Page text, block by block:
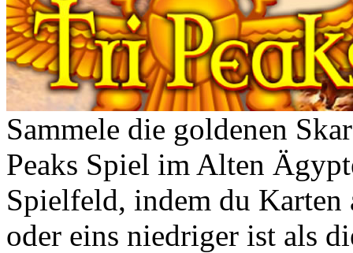
Sammele die goldenen
Peaks Spiel im Alten
Spielfeld, indem du Karten
oder eins niedriger ist als